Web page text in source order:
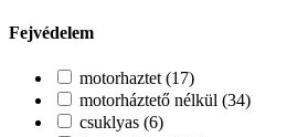
Fejvédelem
motorhaztet (17)
motorháztető nélkül (34)
csuklyas (6)